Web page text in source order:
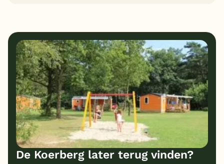
1 Bungalows 10 Kindvriendelijk
9 Prijs/kwaliteit
De Koerberg later terug vinden?